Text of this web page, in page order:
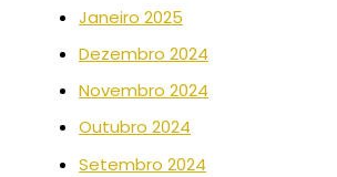
Janeiro 2025
Dezembro 2024
Novembro 2024
Outubro 2024
Setembro 2024